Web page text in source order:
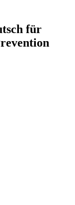
für